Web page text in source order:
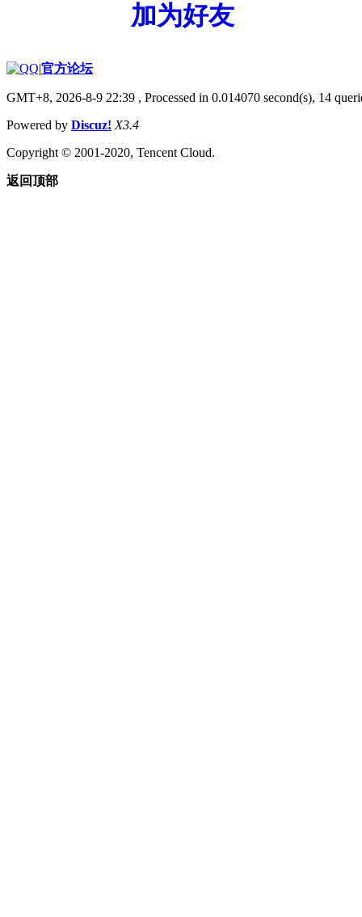
加为好友
|官方论坛
GMT+8, 2026-8-9 22:39 , Processed in 0.014070 second(s), 14
Powered by Discuz! X3.4
Copyright © 2001-2020, Tencent Cloud.
返回顶部